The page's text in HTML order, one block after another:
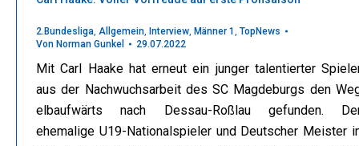
2.Bundesliga, Allgemein, Interview, Männer 1 , TopNews
Von Norman Gunkel 29.07.2022
Mit Carl Haake hat erneut ein junger talentierter
aus der Nachwuchsarbeit des SC Magdeburgs den
elbaufwärts nach Dessau-Roßlau gefunden.
ehemalige U19-Nationalspieler und Deutscher Meister